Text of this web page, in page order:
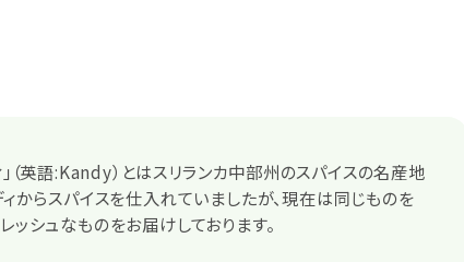
」（英語:Kandy）とはスリランカ中部州のスパイスの名産地
ィからスパイスを仕入れていましたが、現在は同じものを
ッシュなものをお届けしております。